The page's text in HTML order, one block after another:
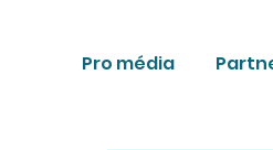
Pro média